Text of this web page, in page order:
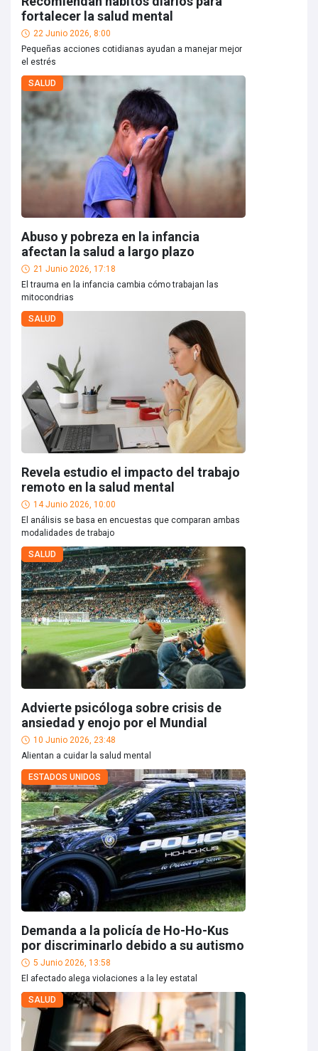
fortalecer la salud mental
22 Junio 2026, 8:00
Pequeñas acciones cotidianas ayudan a manejar mejor
el estrés
SALUD
Abuso y pobreza en la infancia
afectan la salud a largo plazo
21 Junio 2026, 17:18
El trauma en la infancia cambia cómo trabajan las
mitocondrias
SALUD
Revela estudio el impacto del trabajo
remoto en la salud mental
14 Junio 2026, 10:00
El análisis se basa en encuestas que comparan ambas
modalidades de trabajo
SALUD
Advierte psicóloga sobre crisis de
ansiedad y enojo por el Mundial
10 Junio 2026, 23:48
Alientan a cuidar la salud mental
ESTADOS UNIDOS
Demanda a la policía de Ho-Ho-Kus
por discriminarlo debido a su autismo
5 Junio 2026, 13:58
El afectado alega violaciones a la ley estatal
SALUD